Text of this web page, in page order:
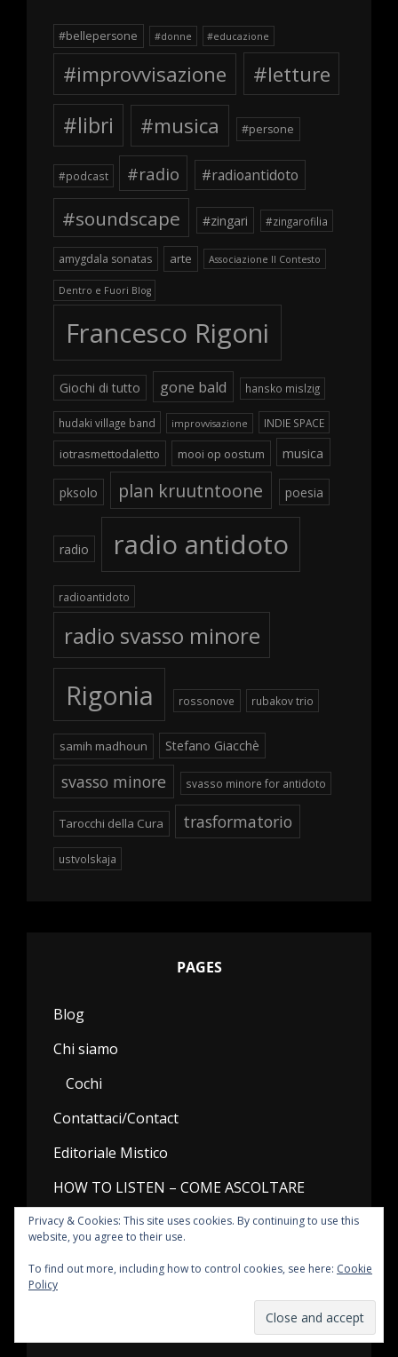
#bellepersone #donne #educazione
#improvvisazione
#letture
#libri
#musica #persone
#podcast #radio #radioantidoto
#soundscape #zingari #zingarofilia
amygdala sonatas arte Associazione Il Contesto
Dentro e Fuori Blog
Francesco Rigoni
Giochi di tutto gone bald hansko mislzig
hudaki village band improvvisazione INDIE SPACE
iotrasmettodaletto mooi op oostum musica
pksolo plan kruutntoone poesia
radio radio antidoto
radioantidoto
radio svasso minore
Rigonia rossonove rubakov trio
samih madhoun Stefano Giacchè
svasso minore svasso minore for antidoto
Tarocchi della Cura trasformatorio
ustvolskaja
PAGES
Blog
Chi siamo
Cochi
Contattaci/Contact
Editoriale Mistico
HOW TO LISTEN – COME ASCOLTARE
Palinsesti
Privacy Policy
Privacy & Cookies: This site uses cookies. By continuing to use this
website, you agree to their use.
To find out more, including how to control cookies, see here: Cookie
Policy